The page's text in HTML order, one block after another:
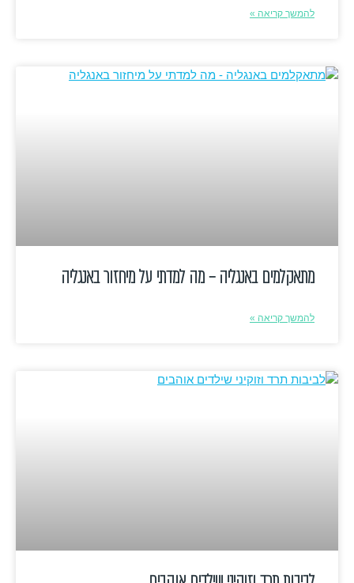
להמשך קריאה »
מתאקלמים באנגליה – מה למדתי על מיחזור באנגליה
להמשך קריאה »